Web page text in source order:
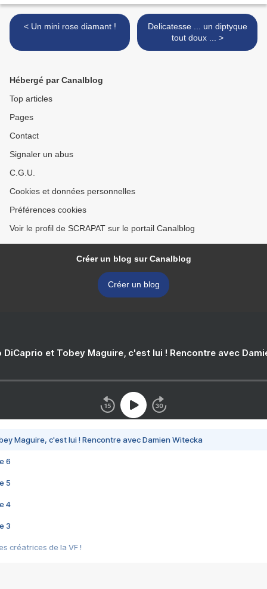
< Un mini rose diamant !
Delicatesse ... un diptyque
tout doux ... >
Hébergé par Canalblog
Top articles
Pages
Contact
Signaler un abus
C.G.U.
Cookies et données personnelles
Préférences cookies
Voir le profil de SCRAPAT sur le portail Canalblog
Créer un blog sur Canalblog
Créer un blog
DiCaprio et Tobey Maguire, c'est lui ! Rencontre avec
Maguire, c'est lui ! Rencontre avec Damien Witecka
6
5
4
3
créatrices de la VF !